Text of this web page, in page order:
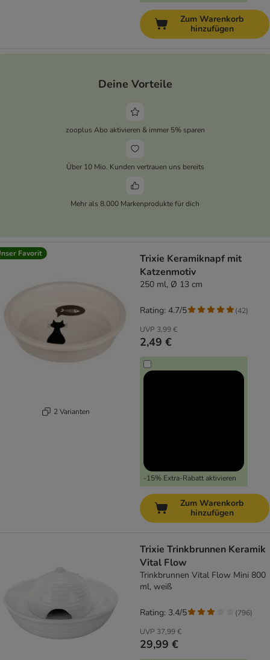
Zum Warenkorb
hinzufügen
Deine Vorteile
zooplus Abo aktivieren & immer 5% sparen
Über 10 Mio. Kunden vertrauen uns bereits
Mehr als 8.000 Markenprodukte für dich
Favorit
2 Varianten
Trixie Keramiknapf mit
Katzenmotiv
250 ml, Ø 13 cm
UVP 3,99 €
2,49 €
-15% Extra-Rabatt aktivieren
Rating: 4.7/5 (42)
Zum Warenkorb
hinzufügen
Trixie Trinkbrunnen Keramik
Vital Flow
Trinkbrunnen Vital Flow Mini 800
ml, weiß
UVP 37,99 €
29,99 €
Rating: 3.4/5 (796)